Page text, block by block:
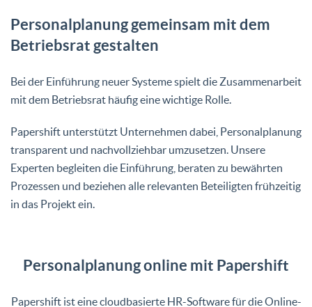
Personalplanung gemeinsam mit dem
Betriebsrat gestalten
Bei der Einführung neuer Systeme spielt die Zusammenarbeit
mit dem Betriebsrat häufig eine wichtige Rolle.
Papershift unterstützt Unternehmen dabei, Personalplanung
transparent und nachvollziehbar umzusetzen. Unsere
Experten begleiten die Einführung, beraten zu bewährten
Prozessen und beziehen alle relevanten Beteiligten frühzeitig
in das Projekt ein.
Personalplanung online mit Papershift
Papershift ist eine cloudbasierte HR-Software für die Online-